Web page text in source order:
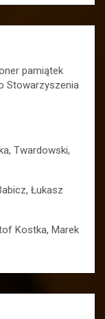
pamiątek
Stowarzyszenia
Twardowski,
Łukasz
Kostka, Marek